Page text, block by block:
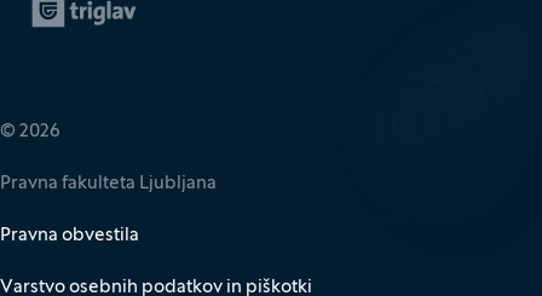
© 2026
Pravna fakulteta Ljubljana
Pravna obvestila
Varstvo osebnih podatkov in piškotki